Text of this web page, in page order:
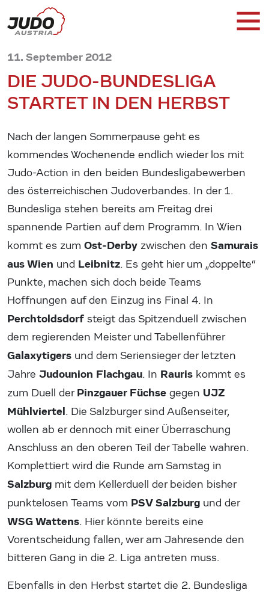
11. September 2012
DIE JUDO-BUNDESLIGA
STARTET IN DEN HERBST
Nach der langen Sommerpause geht es
kommendes Wochenende endlich wieder los mit
Judo-Action in den beiden Bundesligabewerben
des österreichischen Judoverbandes. In der 1.
Bundesliga stehen bereits am Freitag drei
spannende Partien auf dem Programm. In Wien
kommt es zum Ost-Derby zwischen den Samurais
aus Wien und Leibnitz. Es geht hier um „doppelte“
Punkte, machen sich doch beide Teams
Hoffnungen auf den Einzug ins Final 4. In
Perchtoldsdorf steigt das Spitzenduell zwischen
dem regierenden Meister und Tabellenführer
Galaxytigers und dem Seriensieger der letzten
Jahre Judounion Flachgau. In Rauris kommt es
zum Duell derPinzgauer Füchse gegen UJZ
Mühlviertel. Die Salzburger sind Außenseiter,
wollen ab er dennoch mit einer Überraschung
Anschluss an den oberen Teil der Tabelle wahren.
Komplettiert wird die Runde am Samstag in
Salzburg mit dem Kellerduell der beiden bisher
punktelosen Teams vom PSV Salzburg und der
WSG Wattens. Hier könnte bereits eine
Vorentscheidung fallen, wer am Jahresende den
bitteren Gang in die 2. Liga antreten muss.
Ebenfalls in den Herbst startet die 2. Bundesliga